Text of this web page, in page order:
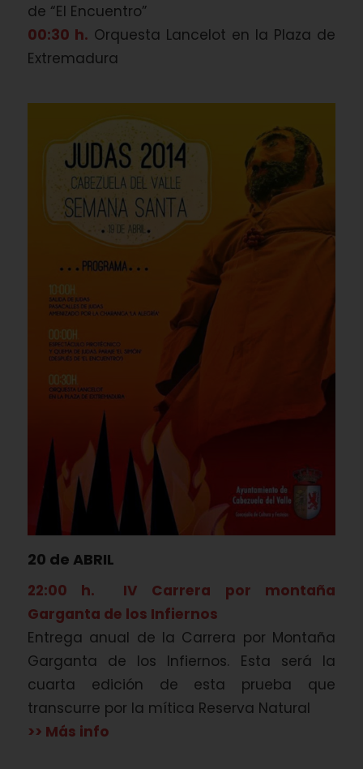
de “El Encuentro”
00:30 h. Orquesta Lancelot en la Plaza de
Extremadura
20 de ABRIL
22:00 h. IV Carrera por montaña
Garganta de los Infiernos
Entrega anual de la Carrera por Montaña
Garganta de los Infiernos. Esta será la
cuarta edición de esta prueba que
transcurre por la mítica Reserva Natural
>> Más info